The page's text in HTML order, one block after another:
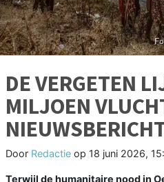
DE VERGETEN
MILJOEN
Door Redactie op 18 juni 2026,
Terwijl de humanitaire nood in